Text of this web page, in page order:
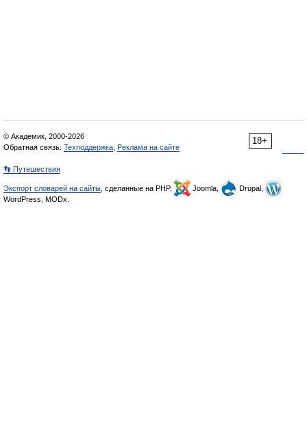
18+
© Академик, 2000-2026
Обратная связь: Техподдержка Реклама на сайте
👣 Путешествия
Экспорт словарей на сайты , сделанные на PHP, Joomla,
Drupal,
WordPress, MODx.